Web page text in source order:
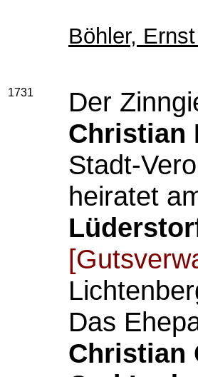
Böhler,
1731
Der
Christian
Stadt-
heiratet
Das
Christian